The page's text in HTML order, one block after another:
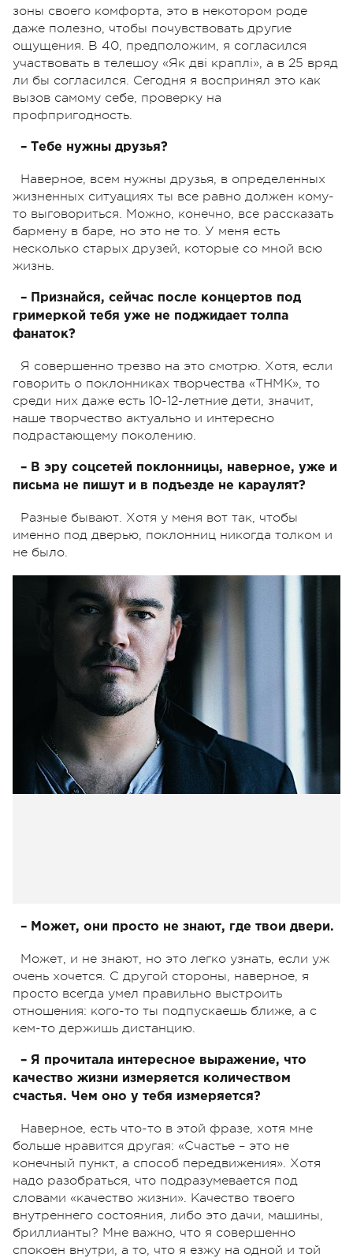
зоны своего комфорта, это в некотором роде
даже полезно, чтобы почувствовать другие
ощущения. В 40, предположим, я согласился
участвовать в телешоу «Як дві краплі», а в 25 вряд
ли бы согласился. Сегодня я воспринял это как
вызов самому себе, проверку на
профпригодность.
– Тебе нужны друзья?
Наверное, всем нужны друзья, в определенных
жизненных ситуациях ты все равно должен кому-
то выговориться. Можно, конечно, все рассказать
бармену в баре, но это не то. У меня есть
несколько старых друзей, которые со мной всю
жизнь.
– Признайся, сейчас после концертов под
гримеркой тебя уже не поджидает толпа
фанаток?
Я совершенно трезво на это смотрю. Хотя, если
говорить о поклонниках творчества «ТНМК», то
среди них даже есть 10-12-летние дети, значит,
наше творчество актуально и интересно
подрастающему поколению.
– В эру соцсетей поклонницы, наверное, уже и
письма не пишут и в подъезде не караулят?
Разные бывают. Хотя у меня вот так, чтобы
именно под дверью, поклонниц никогда толком и
не было.
– Может, они просто не знают, где твои двери.
Может, и не знают, но это легко узнать, если уж
очень хочется. С другой стороны, наверное, я
просто всегда умел правильно выстроить
отношения: кого-то ты подпускаешь ближе, а с
кем-то держишь дистанцию.
– Я прочитала интересное выражение, что
качество жизни измеряется количеством
счастья. Чем оно у тебя измеряется?
Наверное, есть что-то в этой фразе, хотя мне
больше нравится другая: «Счастье – это не
конечный пункт, а способ передвижения». Хотя
надо разобраться, что подразумевается под
словами «качество жизни». Качество твоего
внутреннего состояния, либо это дачи, машины,
бриллианты? Мне важно, что я совершенно
спокоен внутри, а то, что я езжу на одной и той